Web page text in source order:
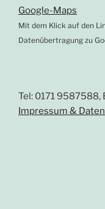
Google-Maps
Mit dem Klick auf den
Datenübertragung zu
Tel: 0171 9587588,
Impressum &